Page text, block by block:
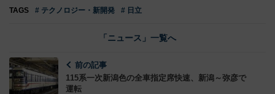
TAGS # テクノロジー・新開発 # 日立
「ニュース」一覧へ
前の記事
115系一次新潟色の全車指定席快速、新潟～弥彦で
運転